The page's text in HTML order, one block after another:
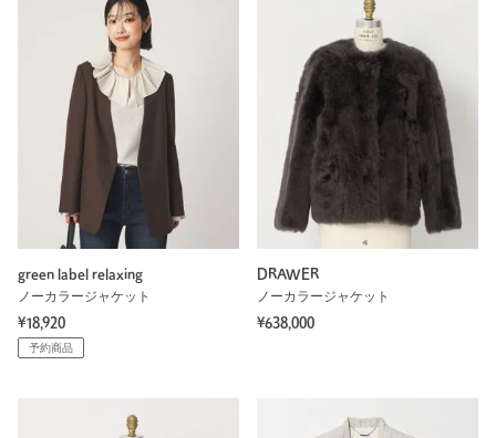
green label relaxing
ノーカラージャケット
¥18,920
予約商品
DRAWER
ノーカラージャケット
¥638,000